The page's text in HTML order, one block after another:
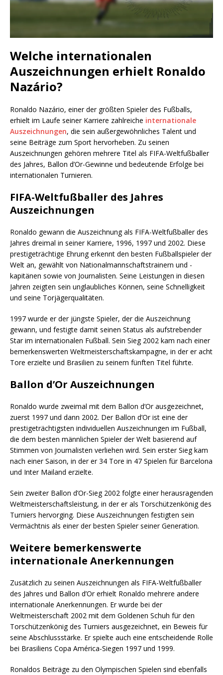
Welche internationalen
Auszeichnungen erhielt Ronaldo
Nazário?
Ronaldo Nazário, einer der größten Spieler des Fußballs,
erhielt im Laufe seiner Karriere zahlreiche internationale
Auszeichnungen, die sein außergewöhnliches Talent und
seine Beiträge zum Sport hervorheben. Zu seinen
Auszeichnungen gehören mehrere Titel als FIFA-Weltfußballer
des Jahres, Ballon d’Or-Gewinne und bedeutende Erfolge bei
internationalen Turnieren.
FIFA-Weltfußballer des Jahres
Auszeichnungen
Ronaldo gewann die Auszeichnung als FIFA-Weltfußballer des
Jahres dreimal in seiner Karriere, 1996, 1997 und 2002. Diese
prestigeträchtige Ehrung erkennt den besten Fußballspieler der
Welt an, gewählt von Nationalmannschaftstrainern und -
kapitänen sowie von Journalisten. Seine Leistungen in diesen
Jahren zeigten sein unglaubliches Können, seine Schnelligkeit
und seine Torjägerqualitäten.
1997 wurde er der jüngste Spieler, der die Auszeichnung
gewann, und festigte damit seinen Status als aufstrebender
Star im internationalen Fußball. Sein Sieg 2002 kam nach einer
bemerkenswerten Weltmeisterschaftskampagne, in der er acht
Tore erzielte und Brasilien zu seinem fünften Titel führte.
Ballon d’Or Auszeichnungen
Ronaldo wurde zweimal mit dem Ballon d’Or ausgezeichnet,
zuerst 1997 und dann 2002. Der Ballon d’Or ist eine der
prestigeträchtigsten individuellen Auszeichnungen im Fußball,
die dem besten männlichen Spieler der Welt basierend auf
Stimmen von Journalisten verliehen wird. Sein erster Sieg kam
nach einer Saison, in der er 34 Tore in 47 Spielen für Barcelona
und Inter Mailand erzielte.
Sein zweiter Ballon d’Or-Sieg 2002 folgte einer herausragenden
Weltmeisterschaftsleistung, in der er als Torschützenkönig des
Turniers hervorging. Diese Auszeichnungen festigten sein
Vermächtnis als einer der besten Spieler seiner Generation.
Weitere bemerkenswerte
internationale Anerkennungen
Zusätzlich zu seinen Auszeichnungen als FIFA-Weltfußballer
des Jahres und Ballon d’Or erhielt Ronaldo mehrere andere
internationale Anerkennungen. Er wurde bei der
Weltmeisterschaft 2002 mit dem Goldenen Schuh für den
Torschützenkönig des Turniers ausgezeichnet, ein Beweis für
seine Abschlussstärke. Er spielte auch eine entscheidende Rolle
bei Brasiliens Copa América-Siegen 1997 und 1999.
Ronaldos Beiträge zu den Olympischen Spielen sind ebenfalls